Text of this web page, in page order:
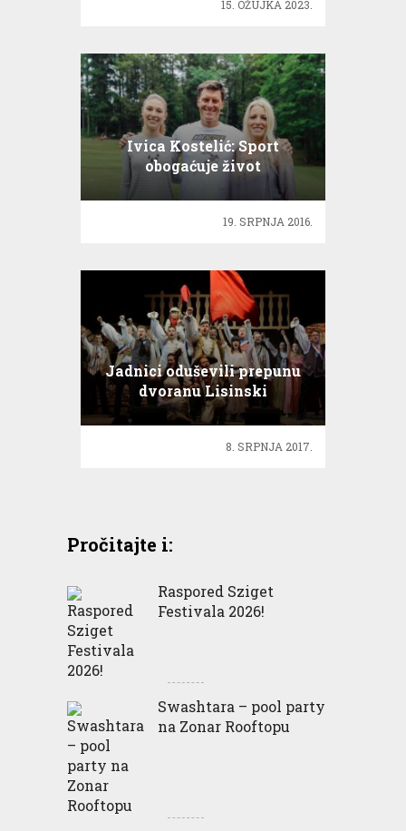
15. OŽUJKA 2023.
Ivica Kostelić: Sport
obogaćuje život
19. SRPNJA 2016.
Jadnici oduševili prepunu
dvoranu Lisinski
8. SRPNJA 2017.
Pročitajte i:
Raspored Sziget
Festivala 2026!
Swashtara – pool party
na Zonar Rooftopu